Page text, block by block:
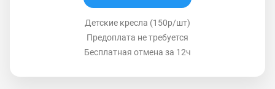
Детские кресла (150р/шт)
Предоплата не требуется
Бесплатная отмена за 12ч